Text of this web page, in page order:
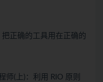
正确的工具用在正确的
(上)：利用 RIO 原则